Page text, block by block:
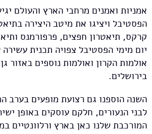
אמניות ואמנים מרחבי הארץ והעולם
הפסטיבל ויציגו את מיטב היצירה
קרקס, תיאטרון חפצים, פרפורמנס
יום מימי הפסטיבל צפויה תכנית
אולמות הקרון ואולמות נוספים באזור
בירושלים.
השנה הוספנו גם רצועת מופעים בערב
לבני הנעורים, חלקם עוסקים באופן
המורכבת שלנו כאן בארץ ורלוונטיים